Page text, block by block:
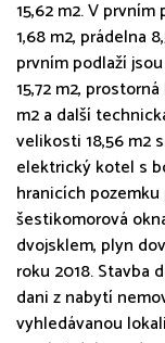
15,62 m2. V
1,68 m2, prádelna
prvním podlaží
15,72 m2,
m2 a další
velikosti 18,56 m2
elektrický kotel s
hranicích
šestikomorová
dvojsklem, plyn
roku 2018. Stavba
dani z nabytí
vyhledávanou